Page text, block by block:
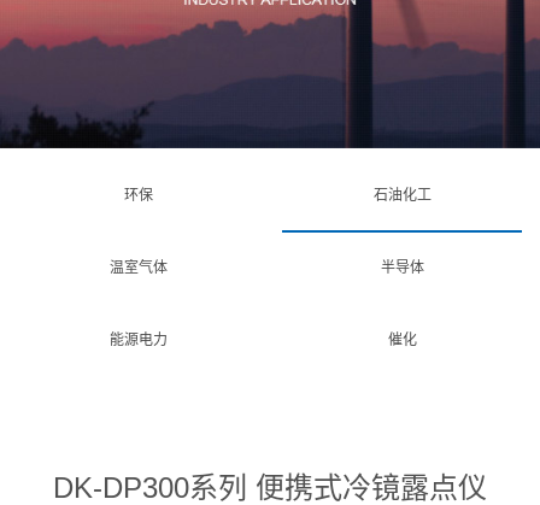
环保 石油化工
温室气体 半导体
能源电力 催化
DK-DP300系列 便携式冷镜露点仪